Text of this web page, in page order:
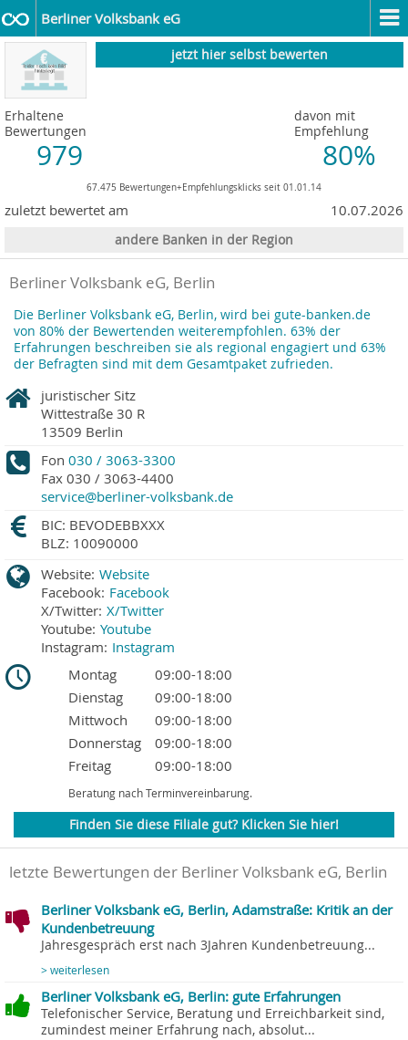
Berliner Volksbank eG
jetzt hier selbst bewerten
Erhaltene
Bewertungen
979
davon mit
Empfehlung
80%
67.475 Bewertungen+Empfehlungsklicks seit 01.01.14
zuletzt bewertet am 10.07.2026
andere Banken in der Region
Berliner Volksbank eG, Berlin
Die Berliner Volksbank eG, Berlin, wird bei gute-banken.de
von 80% der Bewertenden weiterempfohlen. 63% der
Erfahrungen beschreiben sie als regional engagiert und 63%
der Befragten sind mit dem Gesamtpaket zufrieden.
juristischer Sitz
Wittestraße 30 R
13509 Berlin
Fon 030 / 3063-3300
Fax 030 / 3063-4400
service@berliner-volksbank.de
BIC: BEVODEBBXXX
BLZ: 10090000
Website: Website
Facebook: Facebook
X/Twitter: X/Twitter
Youtube: Youtube
Instagram: Instagram
Montag
09:00-18:00
Dienstag
09:00-18:00
Mittwoch
09:00-18:00
Donnerstag
09:00-18:00
Freitag
09:00-18:00
Beratung nach Terminvereinbarung.
Finden Sie diese Filiale gut? Klicken Sie hier!
letzte Bewertungen der Berliner Volksbank eG, Berlin
Berliner Volksbank eG, Berlin, Adamstraße: Kritik an der
Kundenbetreuung
Jahresgespräch erst nach 3Jahren Kundenbetreuung...
> weiterlesen
Berliner Volksbank eG, Berlin: gute Erfahrungen
Telefonischer Service, Beratung und Erreichbarkeit sind,
zumindest meiner Erfahrung nach, absolut...